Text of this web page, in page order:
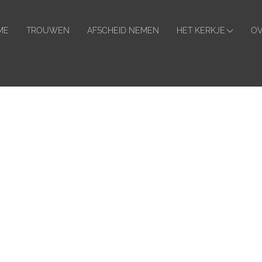
TROUWEN AFSCHEID NEMEN HET KERKJE